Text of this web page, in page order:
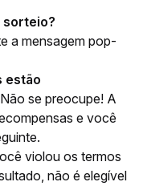
sorteio?
a mensagem pop-
estão
se preocupe! A
e você
violou os termos
não é elegível